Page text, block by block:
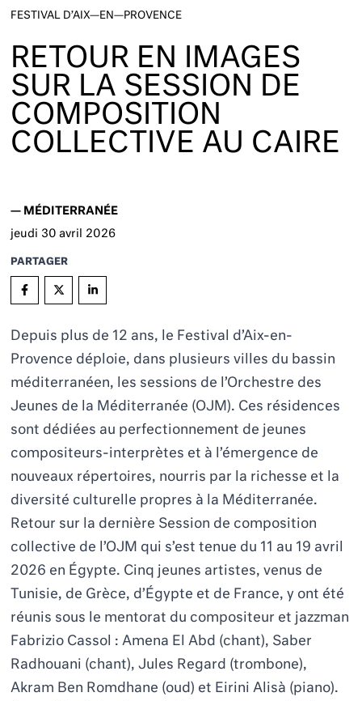
FESTIVAL D’AIX—EN—PROVENCE
RETOUR EN IMAGES
SUR LA SESSION DE
COMPOSITION
COLLECTIVE AU CAIRE
— MÉDITERRANÉE
jeudi 30 avril 2026
PARTAGER
Depuis plus de 12 ans, le Festival d’Aix-en-
Provence déploie, dans plusieurs villes du bassin
méditerranéen, les sessions de l’Orchestre des
Jeunes de la Méditerranée (OJM). Ces résidences
sont dédiées au perfectionnement de jeunes
compositeurs-interprètes et à l’émergence de
nouveaux répertoires, nourris par la richesse et la
diversité culturelle propres à la Méditerranée.
Retour sur la dernière Session de composition
collective de l’OJM qui s’est tenue du 11 au 19 avril
2026 en Égypte. Cinq jeunes artistes, venus de
Tunisie, de Grèce, d’Égypte et de France, y ont été
réunis sous le mentorat du compositeur et jazzman
Fabrizio Cassol : Amena El Abd (chant), Saber
Radhouani (chant), Jules Regard (trombone),
Akram Ben Romdhane (oud) et Eirini Alisà (piano).